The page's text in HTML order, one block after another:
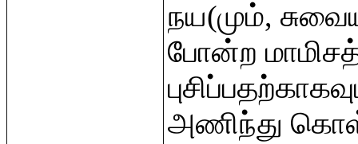
நய(மும்,
போன்ற
அணிந்து